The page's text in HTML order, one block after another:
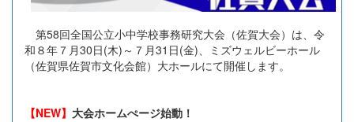
第58回全国公立小中学校事務研究大会（佐賀大会）は、令
和８年７月30日(木)～７月31日(金)、ミズウェルビーホール
（佐賀県佐賀市文化会館）大ホールにて開催します。
【NEW】 大会ホームぺージ始動！